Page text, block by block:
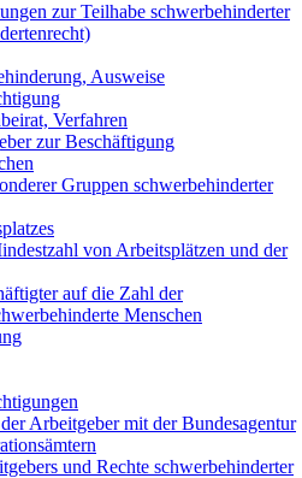
zur Teilhabe schwerbehinderter
Ausweise
Verfahren
zur Beschäftigung
Gruppen schwerbehinderter
von Arbeitsplätzen und der
auf die Zahl der
Menschen
Arbeitgeber mit der Bundesagentur
und Rechte schwerbehinderter